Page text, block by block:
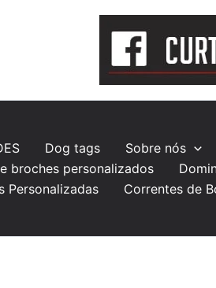
Dog tags Sobre nós
broches personalizados
Personalizadas
Correntes de